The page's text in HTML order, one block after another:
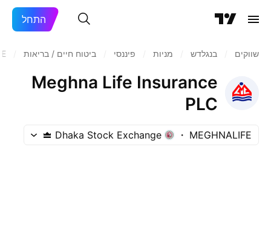
התחל
שווקים בנגלדש מניות‏ פיננסי ביטוח חיים / בריאות
Meghna Life Insurance
PLC
MEGHNALIFE
Dhaka Stock Exchange